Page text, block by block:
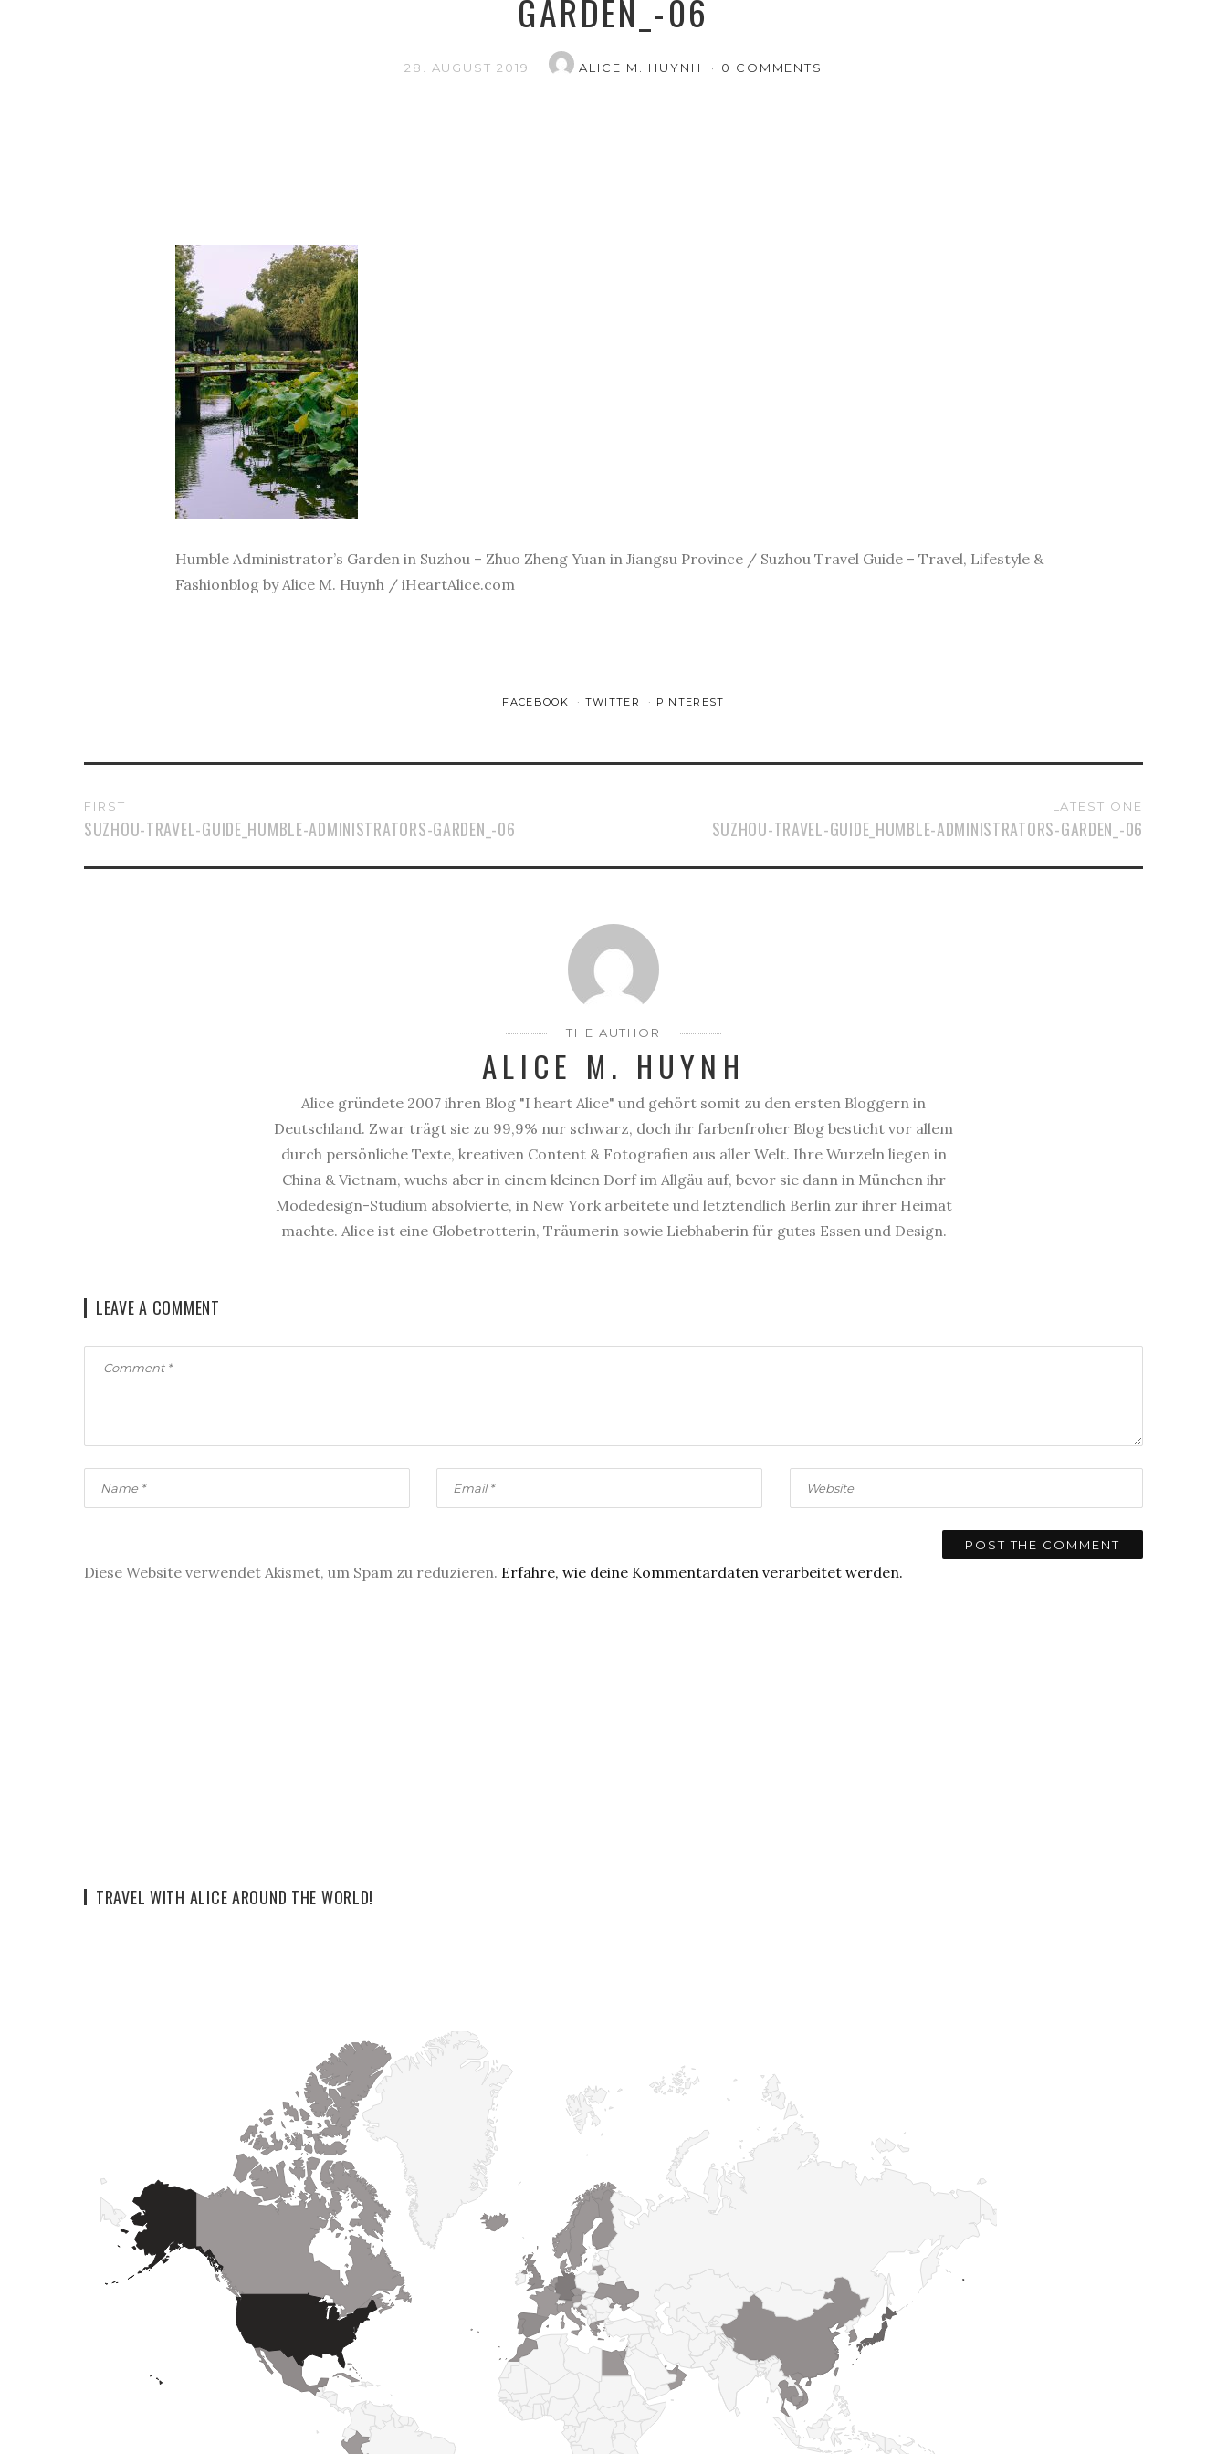
GARDEN_-06
28. AUGUST 2019 ALICE M. HUYNH 0 COMMENTS
Humble Administrator’s Garden in Suzhou – Zhuo Zheng Yuan in Jiangsu Province / Suzhou Travel Guide – Travel, Lifestyle &
Fashionblog by Alice M. Huynh / iHeartAlice.com
FACEBOOK TWITTER PINTEREST
FIRST
SUZHOU-TRAVEL-GUIDE_HUMBLE-ADMINISTRATORS-GARDEN_-06
LATEST ONE
SUZHOU-TRAVEL-GUIDE_HUMBLE-ADMINISTRATORS-GARDEN_-06
THE AUTHOR
ALICE M. HUYNH
Alice gründete 2007 ihren Blog "I heart Alice" und gehört somit zu den ersten Bloggern in
Deutschland. Zwar trägt sie zu 99,9% nur schwarz, doch ihr farbenfroher Blog besticht vor allem
durch persönliche Texte, kreativen Content & Fotografien aus aller Welt. Ihre Wurzeln liegen in
China & Vietnam, wuchs aber in einem kleinen Dorf im Allgäu auf, bevor sie dann in München ihr
Modedesign-Studium absolvierte, in New York arbeitete und letztendlich Berlin zur ihrer Heimat
machte. Alice ist eine Globetrotterin, Träumerin sowie Liebhaberin für gutes Essen und Design.
LEAVE A COMMENT
Diese Website verwendet Akismet, um Spam zu reduzieren. Erfahre, wie deine Kommentardaten verarbeitet werden.
TRAVEL WITH ALICE AROUND THE WORLD!